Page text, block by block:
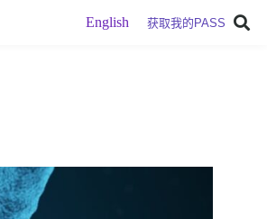
English 获取我的PASS